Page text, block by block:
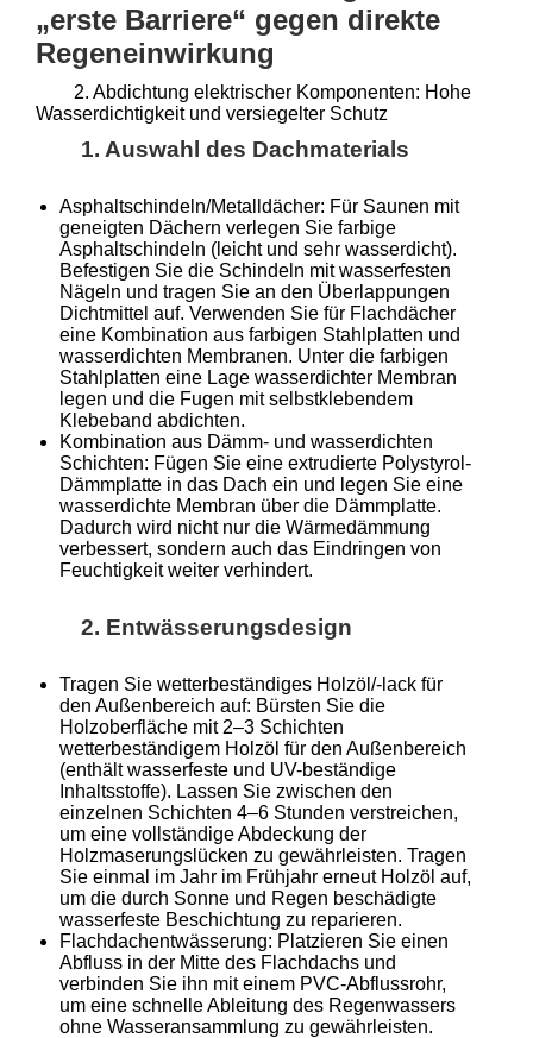
„erste Barriere“ gegen direkte
Regeneinwirkung
2. Abdichtung elektrischer Komponenten: Hohe
Wasserdichtigkeit und versiegelter Schutz
1. Auswahl des Dachmaterials
Asphaltschindeln/Metalldächer: Für Saunen mit
geneigten Dächern verlegen Sie farbige
Asphaltschindeln (leicht und sehr wasserdicht).
Befestigen Sie die Schindeln mit wasserfesten
Nägeln und tragen Sie an den Überlappungen
Dichtmittel auf. Verwenden Sie für Flachdächer
eine Kombination aus farbigen Stahlplatten und
wasserdichten Membranen. Unter die farbigen
Stahlplatten eine Lage wasserdichter Membran
legen und die Fugen mit selbstklebendem
Klebeband abdichten.
Kombination aus Dämm- und wasserdichten
Schichten: Fügen Sie eine extrudierte Polystyrol-
Dämmplatte in das Dach ein und legen Sie eine
wasserdichte Membran über die Dämmplatte.
Dadurch wird nicht nur die Wärmedämmung
verbessert, sondern auch das Eindringen von
Feuchtigkeit weiter verhindert.
2. Entwässerungsdesign
Tragen Sie wetterbeständiges Holzöl/-lack für
den Außenbereich auf: Bürsten Sie die
Holzoberfläche mit 2–3 Schichten
wetterbeständigem Holzöl für den Außenbereich
(enthält wasserfeste und UV-beständige
Inhaltsstoffe). Lassen Sie zwischen den
einzelnen Schichten 4–6 Stunden verstreichen,
um eine vollständige Abdeckung der
Holzmaserungslücken zu gewährleisten. Tragen
Sie einmal im Jahr im Frühjahr erneut Holzöl auf,
um die durch Sonne und Regen beschädigte
wasserfeste Beschichtung zu reparieren.
Flachdachentwässerung: Platzieren Sie einen
Abfluss in der Mitte des Flachdachs und
verbinden Sie ihn mit einem PVC-Abflussrohr,
um eine schnelle Ableitung des Regenwassers
ohne Wasseransammlung zu gewährleisten.